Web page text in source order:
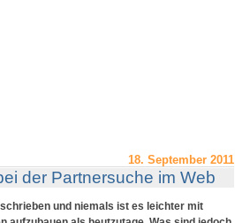
18. September 2011
der Partnersuche im Web
und niemals ist es leichter mit